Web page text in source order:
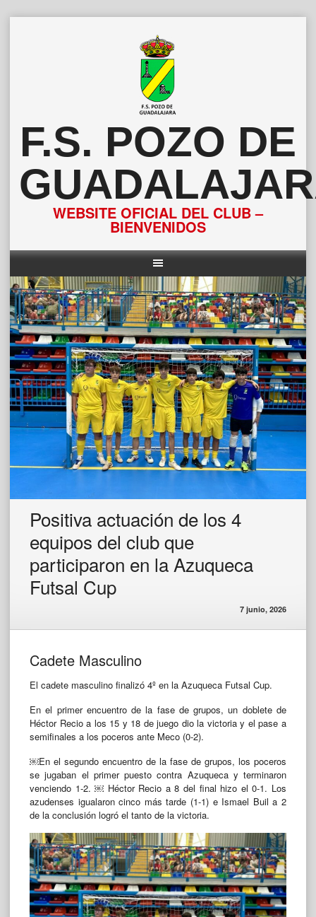
F.S. POZO DE
WEBSITE OFICIAL DEL CLUB –
BIENVENIDOS
Positiva actuación de los 4
equipos del club que
participaron en la Azuqueca
Futsal Cup
7 junio, 2026
Cadete Masculino
El cadete masculino finalizó 4º en la Azuqueca Futsal Cup.
En el primer encuentro de la fase de grupos, un doblete de
Héctor Recio a los 15 y 18 de juego dio la victoria y el pase a
semifinales a los poceros ante Meco (0-2).
￼En el segundo encuentro de la fase de grupos, los poceros
se jugaban el primer puesto contra Azuqueca y terminaron
venciendo 1-2. ￼ Héctor Recio a 8 del final hizo el 0-1. Los
azudenses igualaron cinco más tarde (1-1) e Ismael Buil a 2
de la conclusión logró el tanto de la victoria.